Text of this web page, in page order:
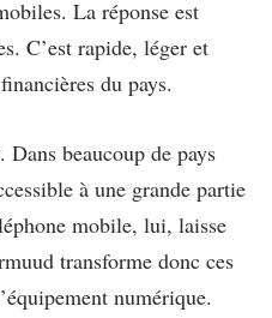
La réponse est
C’est rapide, léger et
du pays.
beaucoup de pays
à une grande partie
mobile, lui, laisse
transforme donc ces
numérique.